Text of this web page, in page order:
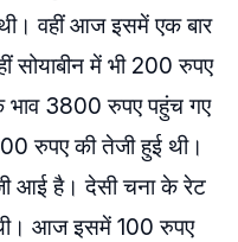
वहीं आज इसमें एक बार
सोयाबीन में भी 200 रुपए
भाव 3800 रुपए पहुंच गए
रुपए की तेजी हुई थी।
आई है। देसी चना के रेट
आज इसमें 100 रुपए